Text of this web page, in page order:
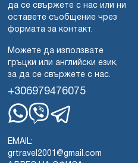
да се свържете с нас или ни
оставете съобщение чрез
формата за контакт.
Можете да използвате
гръцки или английски език,
за да се свържете с нас.
+306979476075
EMAIL:
grtravel2001@gmail.com